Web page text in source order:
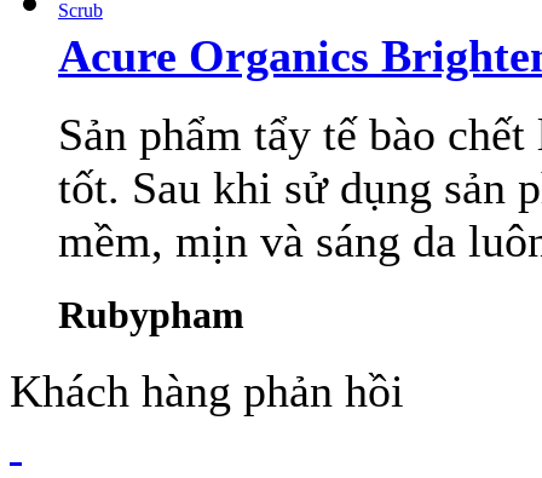
Acure Organics
Sản phẩm tẩy tế bào
tốt. Sau khi sử dụng sản
mềm, mịn và sáng da
Rubypham
Khách hàng phản hồi